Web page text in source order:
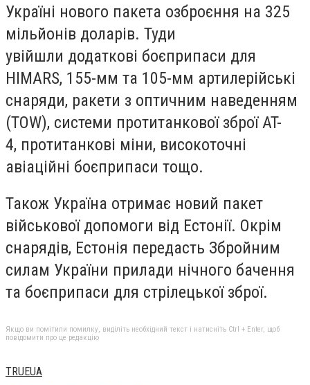
Україні нового пакета озброєння на 325
мільйонів доларів. Туди
увійшли додаткові боєприпаси для
HIMARS, 155-мм та 105-мм артилерійські
снаряди, ракети з оптичним наведенням
(TOW), системи протитанкової зброї AT-
4, протитанкові міни, високоточні
авіаційні боєприпаси тощо.
Також Україна отримає новий пакет
військової допомоги від Естонії. Окрім
снарядів, Естонія передасть Збройним
силам України прилади нічного бачення
та боєприпаси для стрілецької зброї.
Якщо ви помітили помилку, виділіть необхідний текст і натисніть Ctrl + Enter, щоб
повідомити про це редакцію
TRUEUA